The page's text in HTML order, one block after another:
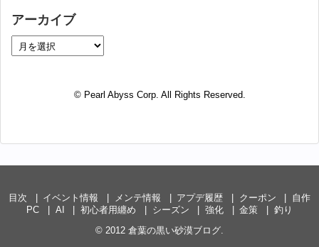
アーカイブ
© Pearl Abyss Corp. All Rights Reserved.
目次 イベント情報 メンテ情報 アプデ履歴 クーポン
自作
PC
AI 初心者用纏め シーズン 強化 金策
釣り
© 2012 倉葉の黒い砂漠ブログ.